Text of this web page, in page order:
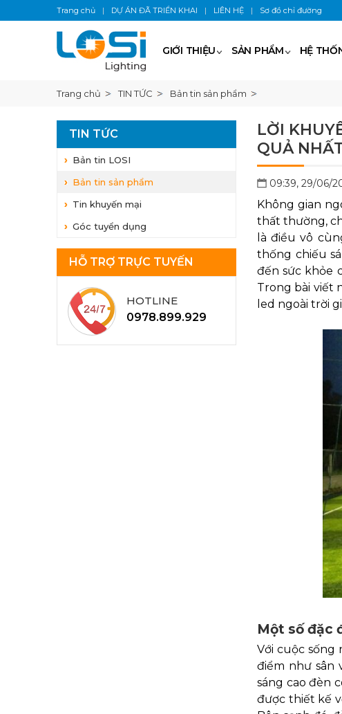
GIỚI THIỆU SẢN PHẨM HỆ
Trang chủ TIN TỨC Bản tin sản phẩm
TIN TỨC
Bản tin LOSI
Bản tin sản phẩm
Tin khuyến mại
Góc tuyển dụng
HỖ TRỢ TRỰC TUYẾN
HOTLINE
0978.899.929
LỜI
QUẢ
09:39, 29/06/
Không gian
thất thường,
là điều vô
thống chiếu
đến sức khỏe
Trong bài viết
led ngoài trời
Một số đặc
Với cuộc
điểm như sân
sáng cao đèn
được thiết kế
Trang chủ | DỰ ÁN ĐÃ TRIỂN KHAI | LIÊN HỆ | Sơ đồ chỉ đường